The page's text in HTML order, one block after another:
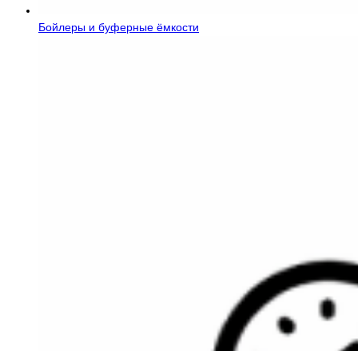
Бойлеры и буферные ёмкости